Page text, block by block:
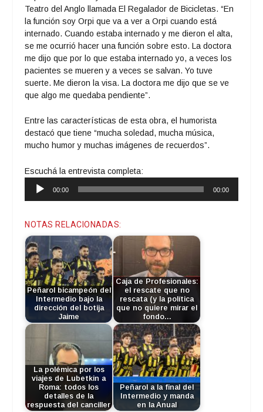
Teatro del Anglo llamada El Regalador de Bicicletas. “En
la función soy Orpi que va a ver a Orpi cuando está
internado. Cuando estaba internado y me dieron el alta,
se me ocurrió hacer una función sobre esto. La doctora
me dijo que por lo que estaba internado yo, a veces los
pacientes se mueren y a veces se salvan. Yo tuve
suerte. Me dieron la visa. La doctora me dijo que se ve
que algo me quedaba pendiente”.
Entre las características de esta obra, el humorista
destacó que tiene “mucha soledad, mucha música,
mucho humor y muchas imágenes de recuerdos”.
Escuchá la entrevista completa:
Reproductor
00:00 00:00
NOTAS RELACIONADAS:
Peñarol bicampeón del
Intermedio bajo la
dirección del botija
Jaime
Caja de Profesionales:
el rescate que no
rescata (y la política
que no quiere mirar el
fondo…
La polémica por los
viajes de Lubetkin a
Roma: todos los
detalles de la
respuesta del canciller
Peñarol a la final del
Intermedio y manda
en la Anual